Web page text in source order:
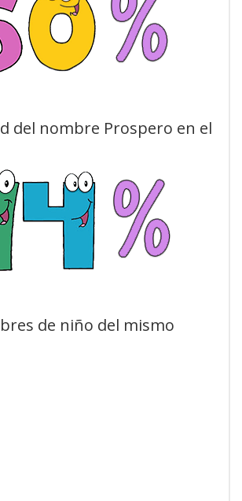
del nombre Prospero en el
de niño del mismo